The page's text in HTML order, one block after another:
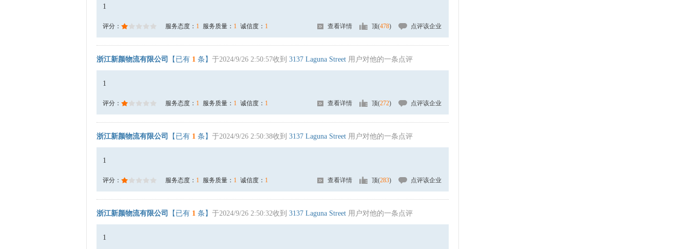
1
评分： 服务态度： 1 服务质量： 1 诚信度： 1 查看详情 顶(478) 点评该企业
浙江新颜物流有限公司 【已有 1 条】 于2024/9/26 2:50:57收到 3137 Laguna Street 用户对他的一条点评
1
评分： 服务态度： 1 服务质量： 1 诚信度： 1 查看详情 顶(272) 点评该企业
浙江新颜物流有限公司 【已有 1 条】 于2024/9/26 2:50:38收到 3137 Laguna Street 用户对他的一条点评
1
评分： 服务态度： 1 服务质量： 1 诚信度： 1 查看详情 顶(283) 点评该企业
浙江新颜物流有限公司 【已有 1 条】 于2024/9/26 2:50:32收到 3137 Laguna Street 用户对他的一条点评
1